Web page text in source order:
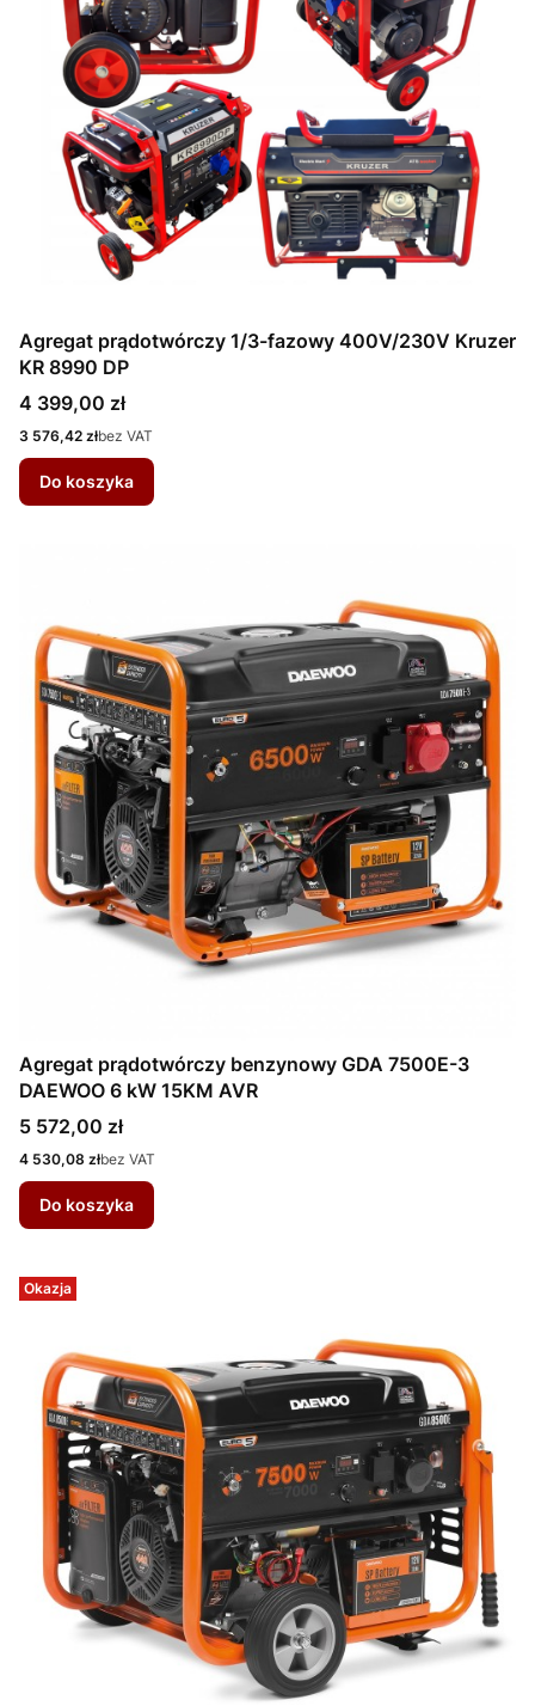
Agregat prądotwórczy 1/3-fazowy 400V/230V Kruzer
KR 8990 DP
Cena
4 399,00 zł
Cena
3 576,42 złbez VAT
Do koszyka
Agregat prądotwórczy benzynowy GDA 7500E-3
DAEWOO 6 kW 15KM AVR
Cena
5 572,00 zł
Cena
4 530,08 złbez VAT
Do koszyka
Okazja